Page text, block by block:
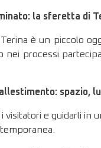
la sferetta di
è un piccolo
nei processi
spazio,
i visitatori e guidarli in